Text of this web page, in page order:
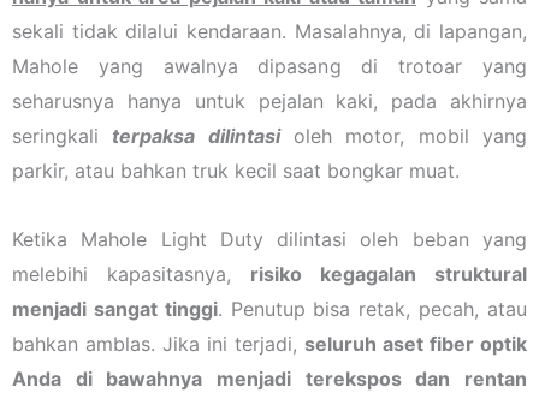
sekali tidak dilalui kendaraan. Masalahnya, di lapangan,
Mahole yang awalnya dipasang di trotoar yang
seharusnya hanya untuk pejalan kaki, pada akhirnya
seringkali terpaksa dilintasioleh motor, mobil yang
parkir, atau bahkan truk kecil saat bongkar muat.
Ketika Mahole Light Duty dilintasi oleh beban yang
melebihi kapasitasnya, risiko kegagalan struktural
menjadi sangat tinggi. Penutup bisa retak, pecah, atau
bahkan amblas. Jika ini terjadi, seluruh aset fiber optik
Anda di bawahnya menjadi terekspos dan rentan